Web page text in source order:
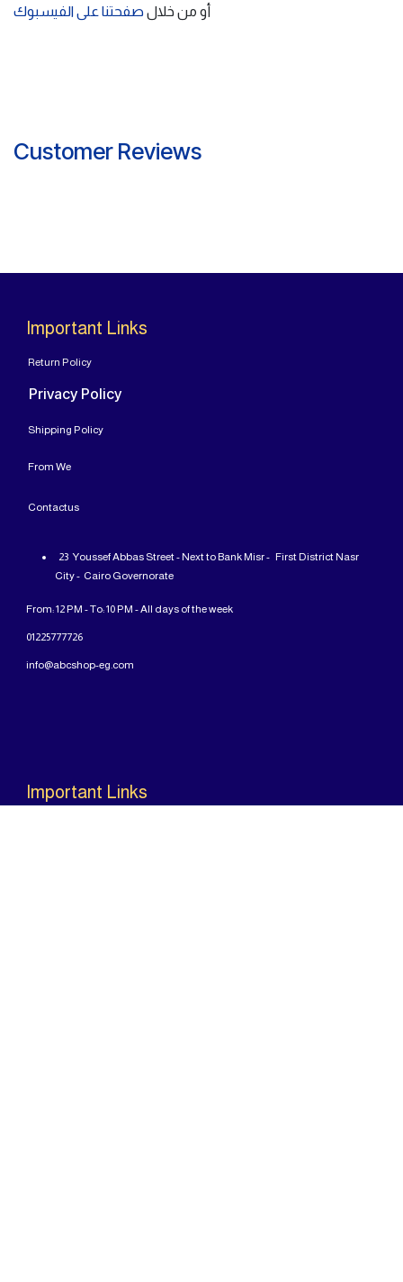
أو من خلال صفحتنا على الفيسبوك
Customer Reviews
Important Links
Return Policy
Privacy Policy
Shipping Policy
From We
Contactus
23 Youssef Abbas Street - Next to Bank Misr - First District Nasr
City - Cairo Governorate
From: 12 PM - To: 10 PM - All days of the week
01225777726
info@abcshop-eg.com
Important Links